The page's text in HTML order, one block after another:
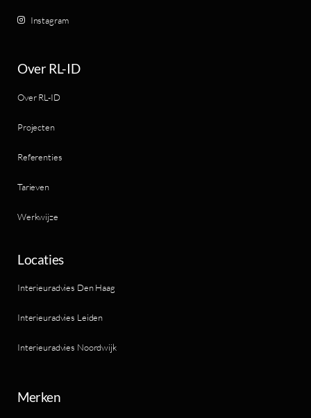
Instagram
Over RL-ID
Over RL-ID
Projecten
Referenties
Tarieven
Werkwijze
Locaties
Interieuradvies Den Haag
Interieuradvies Leiden
Interieuradvies Noordwijk
Merken